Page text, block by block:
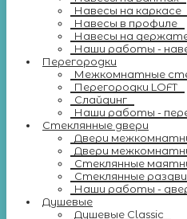
Навесы на каркасе
Навесы в профиле
Навесы на
Наши работы -
Перегородки
Межкомнатные
Перегородки LOFT
Слайдинг
Наши работы -
Стеклянные двери
Двери
Двери
Стеклянные
Стеклянные
Наши работы -
Душевые
Душевые Classic